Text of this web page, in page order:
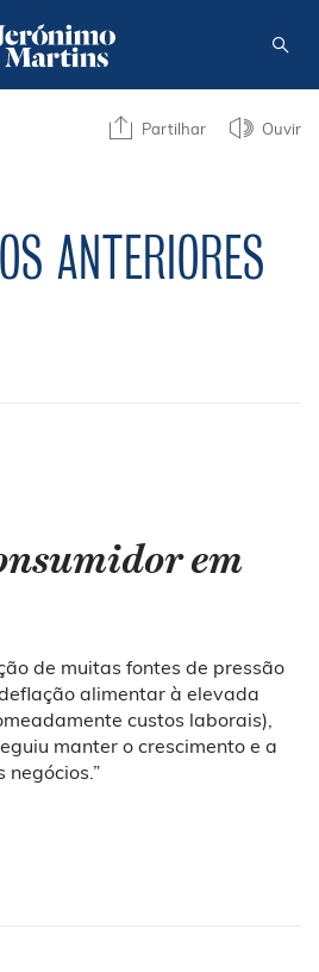
Partilhar Ouvir
ANTERIORES
em
de muitas fontes de pressão
alimentar à elevada
custos laborais),
manter o crescimento e a